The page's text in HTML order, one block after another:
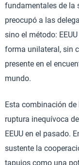
fundamentales de la
preocupó a las
sino el método:
forma unilateral, sin
presente en el
mundo.
Esta combinación
ruptura inequívoca
EEUU en el pasado.
sustente la
tapujos como una